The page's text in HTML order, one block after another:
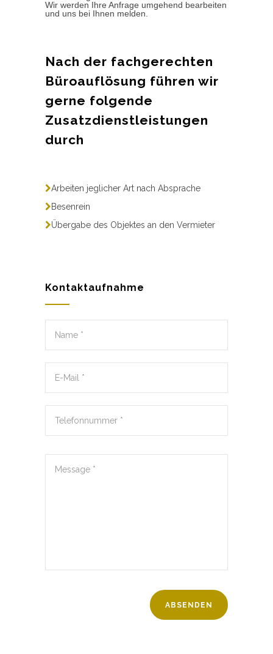
Wir werden Ihre Anfrage umgehend bearbeiten
und uns bei Ihnen melden.
Nach der fachgerechten
Büroauflösung führen wir
gerne folgende
Zusatzdienstleistungen
durch
Arbeiten jeglicher Art nach Absprache
Besenrein
Übergabe des Objektes an den Vermieter
Kontaktaufnahme